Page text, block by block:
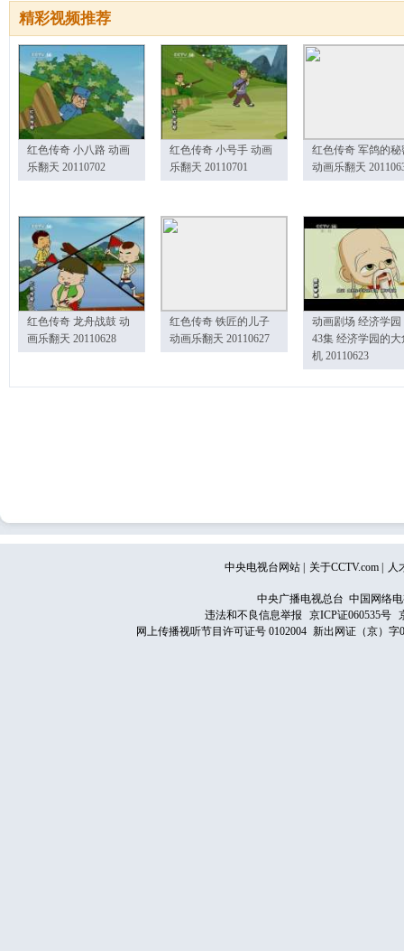
精彩视频推荐
红色传奇 小八路 动画
乐翻天 20110702
红色传奇 小号手 动画
乐翻天 20110701
红色传奇 军鸽的秘
动画乐翻天
红色传奇 龙舟战鼓 动
画乐翻天 20110628
红色传奇 铁匠的儿子
动画乐翻天 20110627
动画剧场 经济学园
43集 经济学园的大
机 20110623
中央电视台网站 关于CCTV.com 人
中央广播电视总台 中国网络
违法和不良信息举报
京ICP证060535号
网上传播视听节目许可证号 0102004 新出网证（京）